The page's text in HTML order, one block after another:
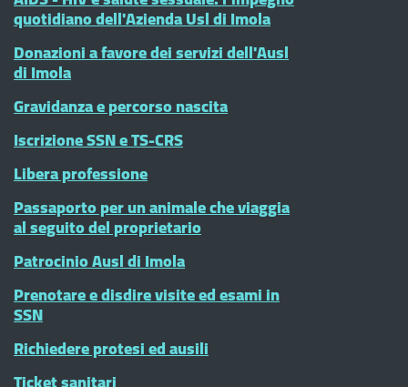
quotidiano dell'Azienda Usl di Imola
Donazioni a favore dei servizi dell'Ausl
di Imola
Gravidanza e percorso nascita
Iscrizione SSN e TS-CRS
Libera professione
Passaporto per un animale che viaggia
al seguito del proprietario
Patrocinio Ausl di Imola
Prenotare e disdire visite ed esami in
SSN
Richiedere protesi ed ausili